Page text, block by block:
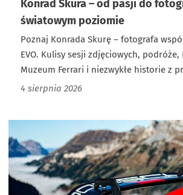
Konrad Skura – od pasji do
światowym poziomie
Poznaj Konrada Skurę – fotografa
EVO. Kulisy sesji zdjęciowych, podróże,
Muzeum Ferrari i niezwykłe historie z
4 sierpnia 2026